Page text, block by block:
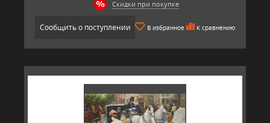
Скидки при покупке
Сообщить о поступлении В избранное К сравнению